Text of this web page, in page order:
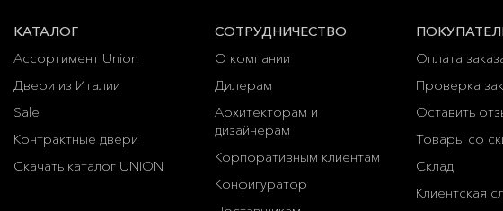
КАТАЛОГ
Ассортимент Union
Двери из Италии
Sale
Контрактные двери
Скачать каталог UNION
СОТРУДНИЧЕСТВО
О компании
Дилерам
Архитекторам и
дизайнерам
Корпоративным клиентам
Конфигуратор
Оплата
Проверка
Оставить
Товары со
Склад
Клиентская